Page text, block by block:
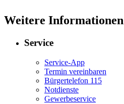
Weitere
Service
Service-App
Termin vereinbaren
Bürgertelefon 115
Notdienste
Gewerbeservice